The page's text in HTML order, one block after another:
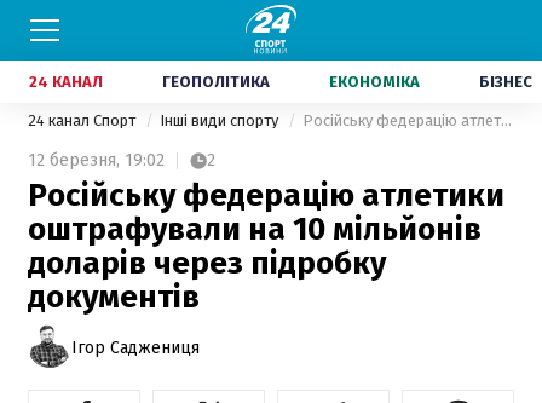
24 КАНАЛ ГЕОПОЛІТИКА ЕКОНОМІКА БІЗНЕС
24 канал Спорт Інші види спорту Російську федерацію атлетики оштрафували на 10 мільйонів доларів через підробку документів
12 березня, 19:02 2
Російську федерацію атлетики
оштрафували на 10 мільйонів
доларів через підробку
документів
Ігор Саджениця